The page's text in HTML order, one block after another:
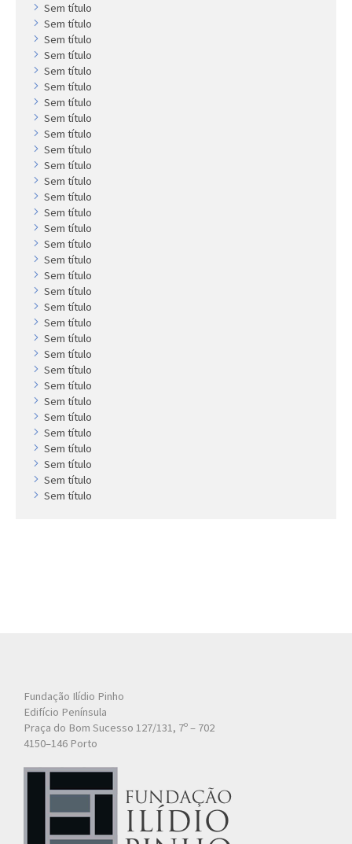
Sem título
Sem título
Sem título
Sem título
Sem título
Sem título
Sem título
Sem título
Sem título
Sem título
Sem título
Sem título
Sem título
Sem título
Sem título
Sem título
Sem título
Sem título
Sem título
Sem título
Sem título
Sem título
Sem título
Sem título
Sem título
Sem título
Sem título
Sem título
Sem título
Sem título
Sem título
Sem título
Fundação Ilídio Pinho
Edifício Península
Praça do Bom Sucesso 127/131, 7º – 702
4150–146 Porto